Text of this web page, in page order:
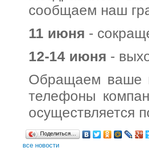
сообщаем наш
11 июня -
12-14 июня -
Обращаем ваше
телефоны
осуществляется
Поделиться…
все новости